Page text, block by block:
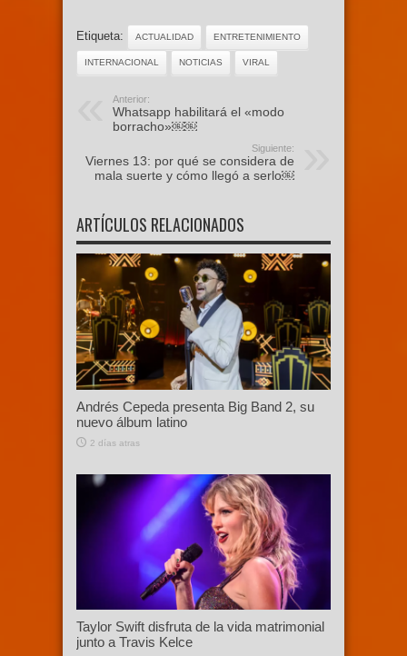
Etiqueta: ACTUALIDAD ENTRETENIMIENTO
INTERNACIONAL NOTICIAS VIRAL
Anterior:
Whatsapp habilitará el «modo
borracho»￼￼
Siguiente:
Viernes 13: por qué se considera de
mala suerte y cómo llegó a serlo￼
ARTÍCULOS RELACIONADOS
Andrés Cepeda presenta Big Band 2, su
nuevo álbum latino
2 días atras
Taylor Swift disfruta de la vida matrimonial
junto a Travis Kelce